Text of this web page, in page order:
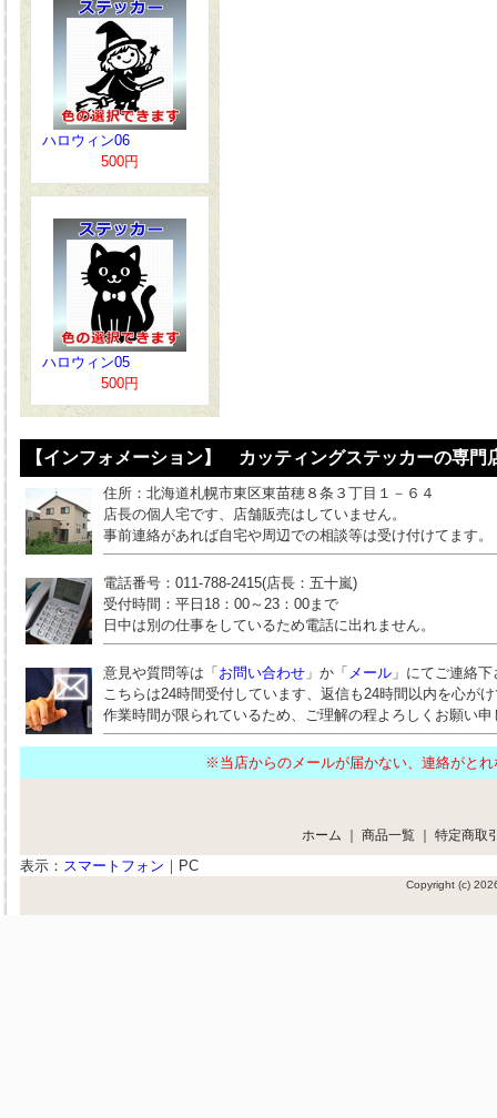
ハロウィン06
500円
ハロウィン05
500円
【インフォメーション】 カッティングステッカーの専門
住所：北海道札幌市東区東苗穂８条３丁目１－６４
店長の個人宅です、店舗販売はしていません。
事前連絡があれば自宅や周辺での相談等は受け付けてます。
電話番号：011-788-2415(店長：五十嵐)
受付時間：平日18：00～23：00まで
日中は別の仕事をしているため電話に出れません。
意見や質問等は「 お問い合わせ 」か「 メール 」にてご連絡
こちらは24時間受付しています、返信も24時間以内を心が
作業時間が限られているため、ご理解の程よろしくお願い申
※当店からのメールが届かない、連絡が
ホーム ｜ 商品一覧 ｜ 特定商取
表示： スマートフォン ｜ PC
Copyright (c)